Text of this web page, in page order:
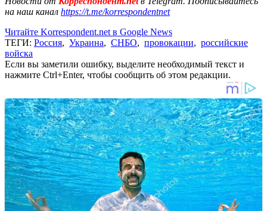
на наш канал https://t.me/korrespondentnet
Читайте Korrespondent.net в Google News
ТЕГИ: Россия, Украина, СНБО, провокации, российские
войска
Если вы заметили ошибку, выделите необходимый текст и
нажмите Ctrl+Enter, чтобы сообщить об этом редакции.